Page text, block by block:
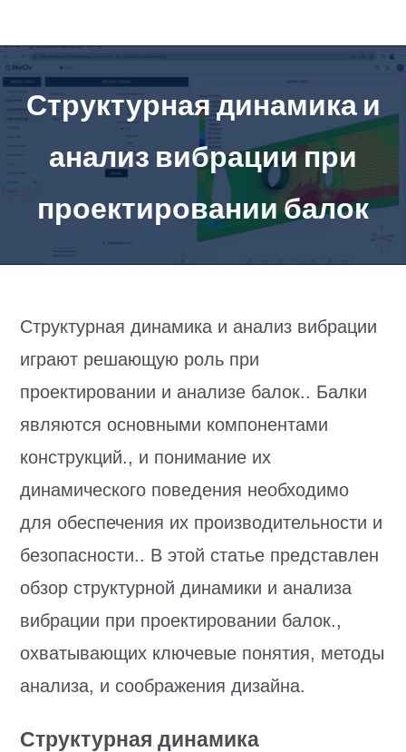
содержанию
Структурная динамика и
анализ вибрации при
проектировании балок
Структурная динамика и анализ вибрации
играют решающую роль при
проектировании и анализе балок.. Балки
являются основными компонентами
конструкций., и понимание их
динамического поведения необходимо
для обеспечения их производительности и
безопасности.. В этой статье представлен
обзор структурной динамики и анализа
вибрации при проектировании балок.,
охватывающих ключевые понятия, методы
анализа, и соображения дизайна.
Структурная динамика